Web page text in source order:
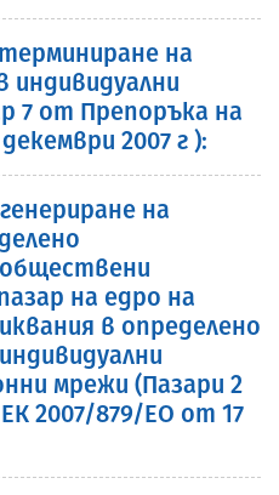
на
индивидуални
7 от Препоръка на
2007 г ):
на
на едро на
в определено
мрежи (Пазари 2
2007/879/ЕО от 17